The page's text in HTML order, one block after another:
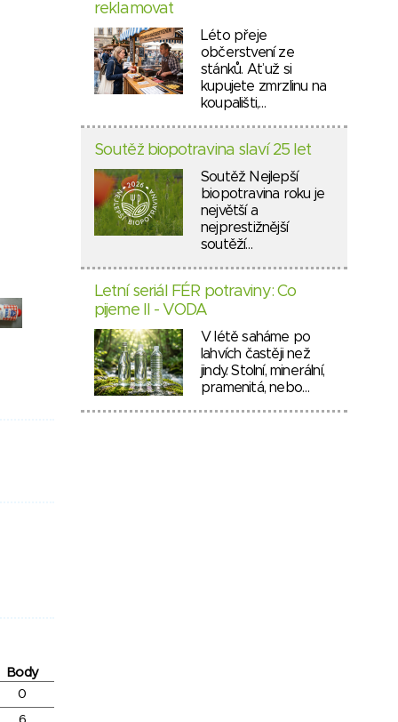
Body
0
reklamovat
Léto přeje
občerstvení ze
stánků. Ať už si
kupujete zmrzlinu na
koupališti,…
Soutěž biopotravina slaví 25 let
Soutěž Nejlepší
biopotravina roku je
největší a
nejprestižnější
soutěží…
Letní seriál FÉR potraviny: Co
pijeme II - VODA
V létě saháme po
lahvích častěji než
jindy. Stolní, minerální,
pramenitá, nebo…